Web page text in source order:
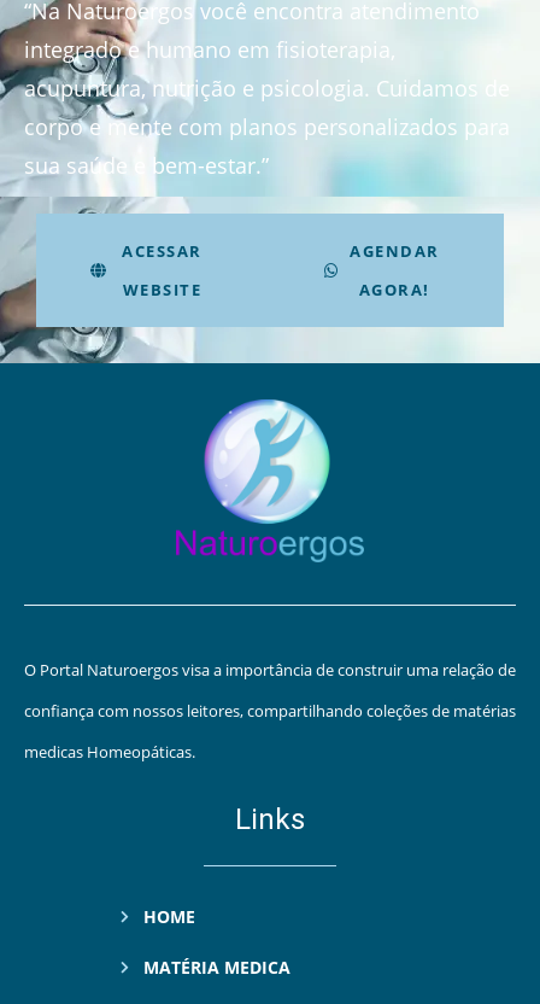
“Na Naturoergos você encontra atendimento
integrado e humano em fisioterapia,
acupuntura, nutrição e psicologia. Cuidamos de
corpo e mente com planos personalizados para
sua saúde e bem-estar.”
ACESSAR
WEBSITE
AGENDAR
AGORA!
O Portal Naturoergos visa a importância de construir uma relação de
confiança com nossos leitores, compartilhando coleções de matérias
medicas Homeopáticas.
Links
HOME
MATÉRIA MEDICA